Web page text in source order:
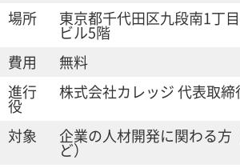
場所
東京都千代田区九段南1丁
ビル5階
費用
無料
進行
役
株式会社カレッジ 代表取
対象 企業の人材開発に関わる方
ど）